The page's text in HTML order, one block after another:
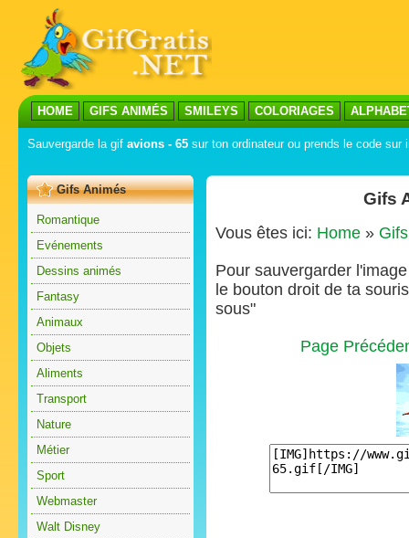
HOME GIFS ANIMÉS SMILEYS COLORIAGES
Sauvergarde la gif avions - 65 sur ton ordinateur ou prends le code sur
Gifs Animés
Romantique
Evénements
Dessins animés
Fantasy
Animaux
Objets
Aliments
Transport
Nature
Métier
Sport
Webmaster
Walt Disney
Gifs
Vous êtes ici: Home »
Pour sauvergarder
le bouton droit de ta
sous"
Page